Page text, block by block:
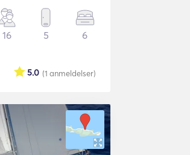
16 5 6
(1 anmeldelser)
5.0